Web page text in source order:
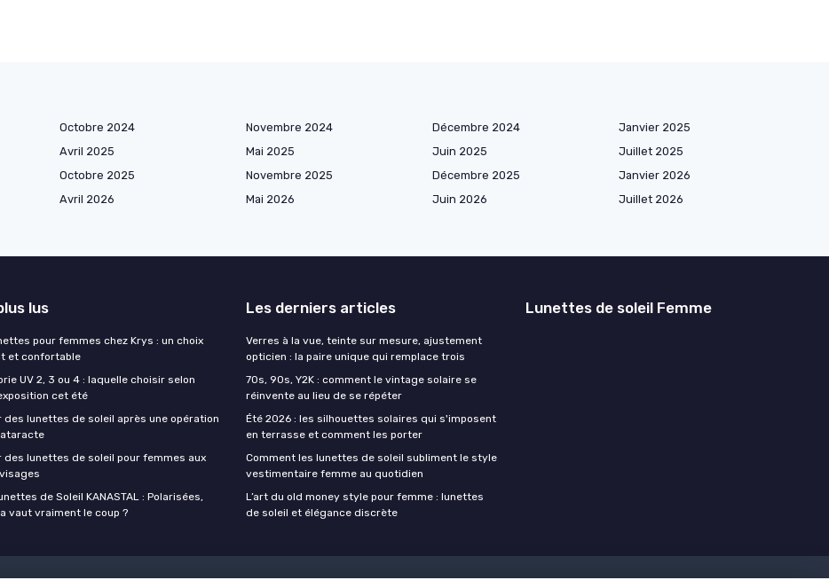
Octobre 2024 Novembre 2024 Décembre 2024
Janvier 2025
Avril 2025 Mai 2025 Juin 2025
Juillet 2025
Octobre 2025 Novembre 2025 Décembre 2025
Janvier 2026
Avril 2026 Mai 2026 Juin 2026
Juillet 2026
lus
pour femmes chez Krys : un choix
et confortable
UV 2, 3 ou 4 : laquelle choisir selon
cet été
des lunettes de soleil après une opération
des lunettes de soleil pour femmes aux
de Soleil KANASTAL : Polarisées,
vaut vraiment le coup ?
Les derniers articles
Verres à la vue, teinte sur mesure, ajustement
opticien : la paire unique qui remplace trois
70s, 90s, Y2K : comment le vintage solaire se
réinvente au lieu de se répéter
Été 2026 : les silhouettes solaires qui s'imposent
en terrasse et comment les porter
Comment les lunettes de soleil subliment le style
vestimentaire femme au quotidien
L’art du old money style pour femme : lunettes
de soleil et élégance discrète
Lunettes de soleil Femme